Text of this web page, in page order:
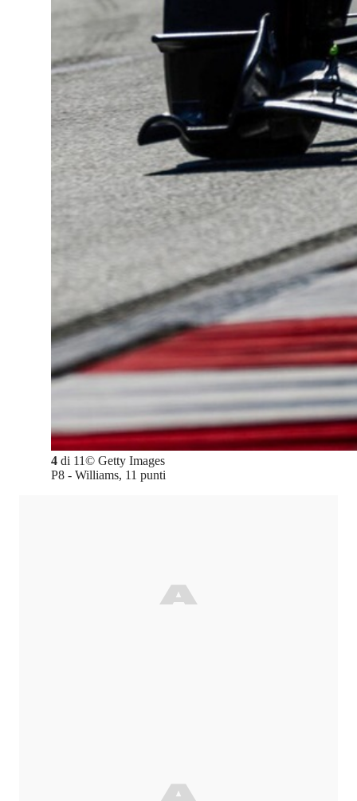
4 di 11© Getty Images
P8 - Williams, 11 punti